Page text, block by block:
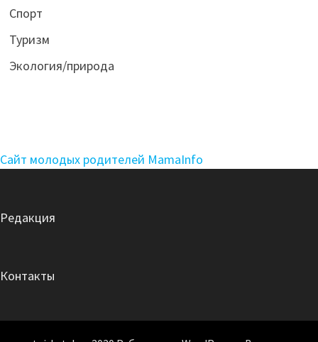
Спорт
Туризм
Экология/природа
Сайт молодых родителей MamaInfo
Редакция
Контакты